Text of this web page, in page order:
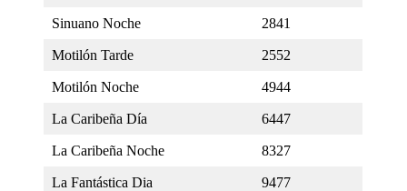
Sinuano Noche 2841
Motilón Tarde 2552
Motilón Noche 4944
La Caribeña Día 6447
La Caribeña Noche 8327
La Fantástica Dia 9477